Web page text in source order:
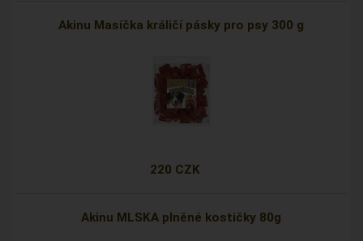
Akinu Masíčka králičí pásky pro psy 300 g
220 CZK
Akinu MLSKA plněné kostičky 80g